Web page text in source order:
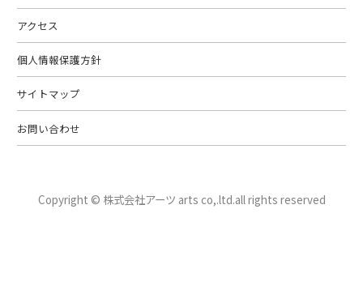
アクセス
個人情報保護方針
サイトマップ
お問い合わせ
Copyright © 株式会社アーツ arts co,.ltd.all rights reserved